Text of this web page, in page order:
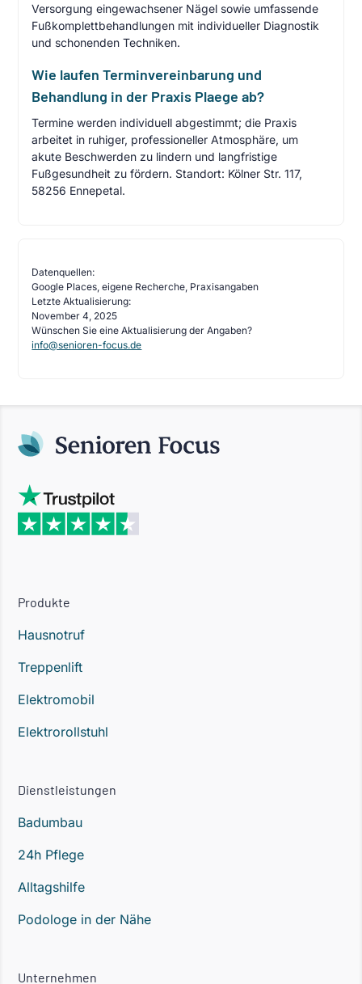
Versorgung eingewachsener Nägel sowie umfassende
Fußkomplettbehandlungen mit individueller Diagnostik
und schonenden Techniken.
Wie laufen Terminvereinbarung und
Behandlung in der Praxis Plaege ab?
Termine werden individuell abgestimmt; die Praxis
arbeitet in ruhiger, professioneller Atmosphäre, um
akute Beschwerden zu lindern und langfristige
Fußgesundheit zu fördern. Standort: Kölner Str. 117,
58256 Ennepetal.
Datenquellen:
Google Places, eigene Recherche, Praxisangaben
Letzte Aktualisierung:
November 4, 2025
Wünschen Sie eine Aktualisierung der Angaben?
info@senioren-focus.de
Produkte
Hausnotruf
Treppenlift
Elektromobil
Elektrorollstuhl
Dienstleistungen
Badumbau
24h Pflege
Alltagshilfe
Podologe in der Nähe
Unternehmen